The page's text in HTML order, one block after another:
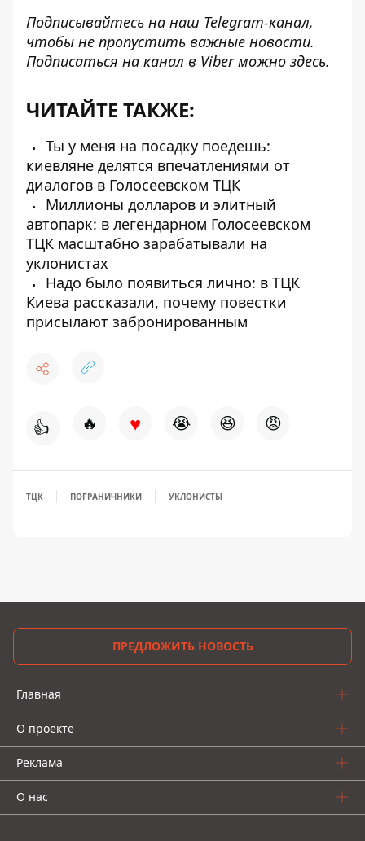
Подписывайтесь на наш Telegram-канал,
чтобы не пропустить важные новости.
Подписаться на канал в Viber можно здесь.
ЧИТАЙТЕ ТАКЖЕ:
Ты у меня на посадку поедешь:
киевляне делятся впечатлениями от
диалогов в Голосеевском ТЦК
Миллионы долларов и элитный
автопарк: в легендарном Голосеевском
ТЦК масштабно зарабатывали на
уклонистах
Надо было появиться лично: в ТЦК
Киева рассказали, почему повестки
присылают забронированным
👍 🔥 ♥ 😭 😆 😡
ТЦК ПОГРАНИЧНИКИ УКЛОНИСТЫ
ПРЕДЛОЖИТЬ НОВОСТЬ
Главная
О проекте
Реклама
О нас